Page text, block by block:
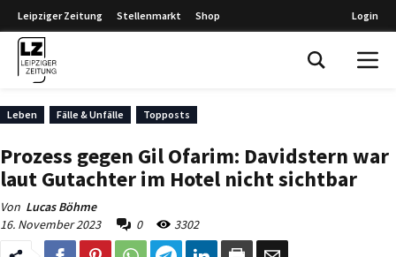
Leipziger Zeitung Stellenmarkt Shop Login
Leben Fälle & Unfälle Topposts
Prozess gegen Gil Ofarim: Davidstern war
laut Gutachter im Hotel nicht sichtbar
Von Lucas Böhme
16. November 2023
0 3302